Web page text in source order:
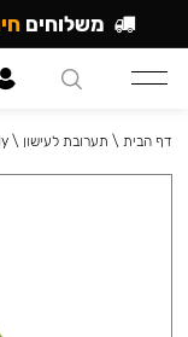
דף הבית \ תערובת לעישון \
משלוחים